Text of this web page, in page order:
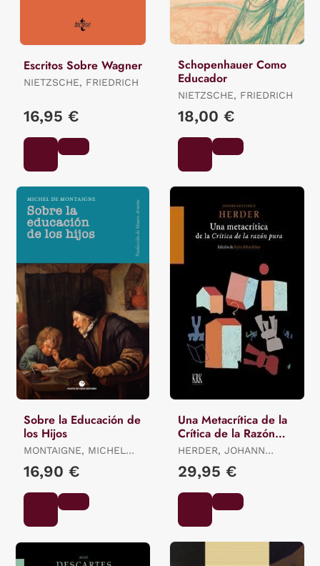
Escritos Sobre Wagner
NIETZSCHE, FRIEDRICH
16,95 €
Schopenhauer Como
Educador
NIETZSCHE, FRIEDRICH
18,00 €
Sobre la Educación de
los Hijos
MONTAIGNE, MICHEL
16,90 €
Una Metacrítica de la
Crítica de la Razón
Pura
HERDER, JOHANN
29,95 €